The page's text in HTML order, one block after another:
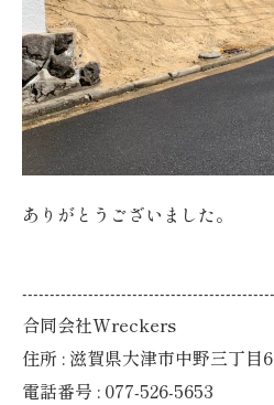
ありがとうございました。
合同会社Wreckers
住所 : 滋賀県大津市中野三丁目
電話番号 : 077-526-5653